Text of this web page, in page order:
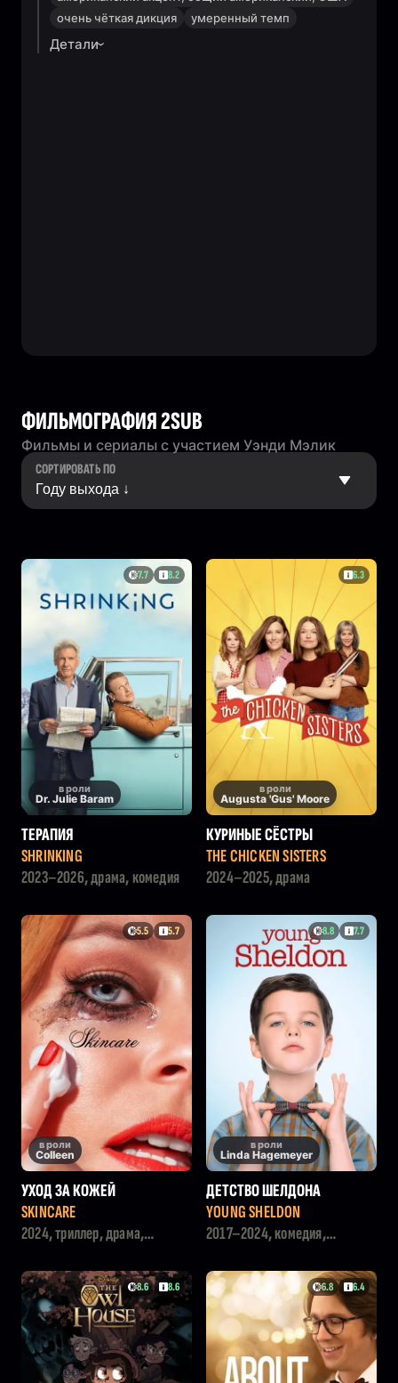
очень чёткая дикция
умеренный темп
Детали
ФИЛЬМОГРАФИЯ 2SUB
Фильмы и сериалы с участием Уэнди Мэлик
СОРТИРОВАТЬ ПО
7.7 8.2
в роли
Dr. Julie Baram
ТЕРАПИЯ
SHRINKING
2023–2026, драма, комедия
6.3
в роли
Augusta 'Gus' Moore
КУРИНЫЕ СЁСТРЫ
THE CHICKEN SISTERS
2024–2025, драма
5.5 5.7
в роли
Colleen
УХОД ЗА КОЖЕЙ
SKINCARE
2024, триллер, драма,
8.8 7.7
в роли
Linda Hagemeyer
ДЕТСТВО ШЕЛДОНА
YOUNG SHELDON
2017–2024, комедия,
8.6 8.6 6.8 6.4